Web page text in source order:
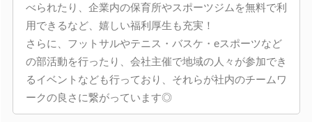
べられたり、企業内の保育所やスポーツジムを無料で利
用できるなど、嬉しい福利厚生も充実！
さらに、フットサルやテニス・バスケ・eスポーツなど
の部活動を行ったり、会社主催で地域の人々が参加でき
るイベントなども行っており、それらが社内のチームワ
ークの良さに繋がっています◎